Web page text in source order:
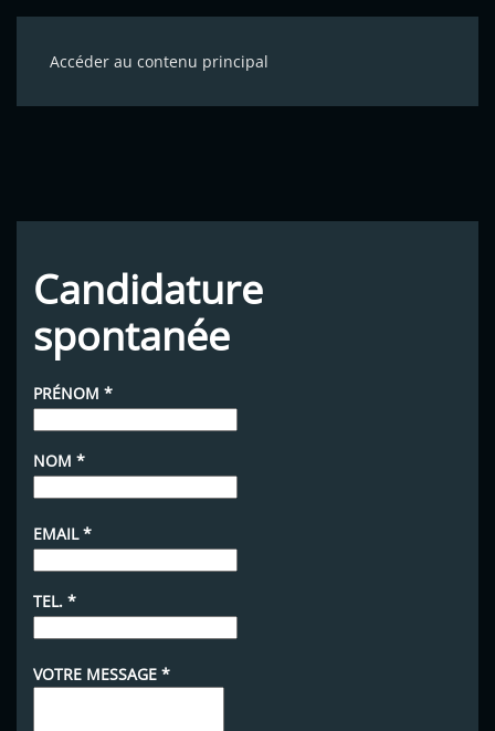
Accéder au contenu principal
Candidature
spontanée
PRÉNOM *
NOM *
EMAIL*
TEL. *
VOTRE MESSAGE *